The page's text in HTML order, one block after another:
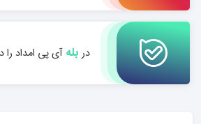
در بلهآی پی امداد را